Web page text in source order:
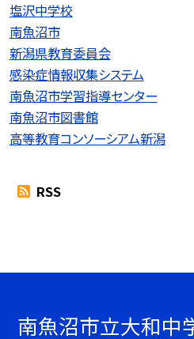
塩沢中学校
南魚沼市
新潟県教育委員会
感染症情報収集システム
南魚沼市学習指導センター
南魚沼市図書館
高等教育コンソーシアム新潟
RSS
南魚沼市立大和中